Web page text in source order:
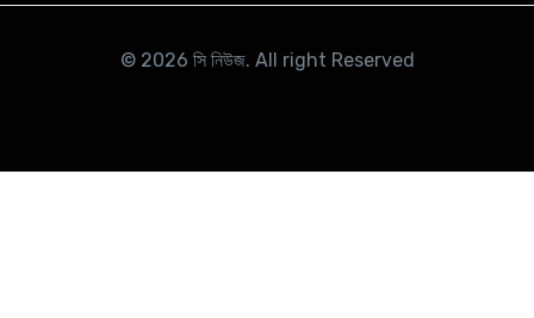
© 2026 সি নিউজ. All right Reserved